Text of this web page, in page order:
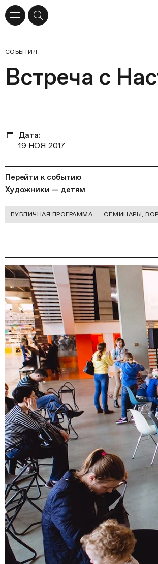
СОБЫТИЯ
Встреча с
Дата:
19 НОЯ 2017
Перейти к событию
Художники — детям
ПУБЛИЧНАЯ ПРОГРАММА СЕМИНАРЫ,